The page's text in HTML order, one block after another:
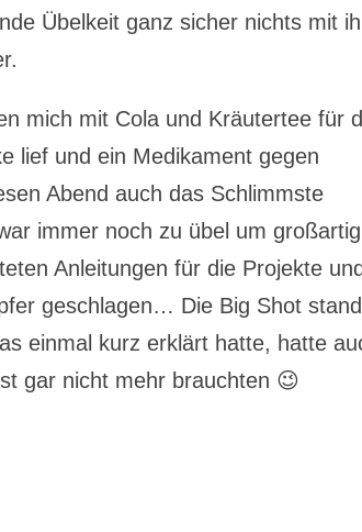
Übelkeit ganz sicher nichts mit
mich mit Cola und Kräutertee für
lief und ein Medikament gegen
Abend auch das Schlimmste
immer noch zu übel um großartig
Anleitungen für die Projekte
geschlagen… Die Big Shot
einmal kurz erklärt hatte, hatte
gar nicht mehr brauchten 😉